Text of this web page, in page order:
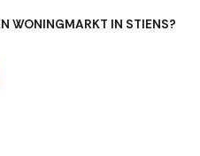
WONINGMARKT IN STIENS?